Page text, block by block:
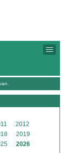
2012
2019
2026